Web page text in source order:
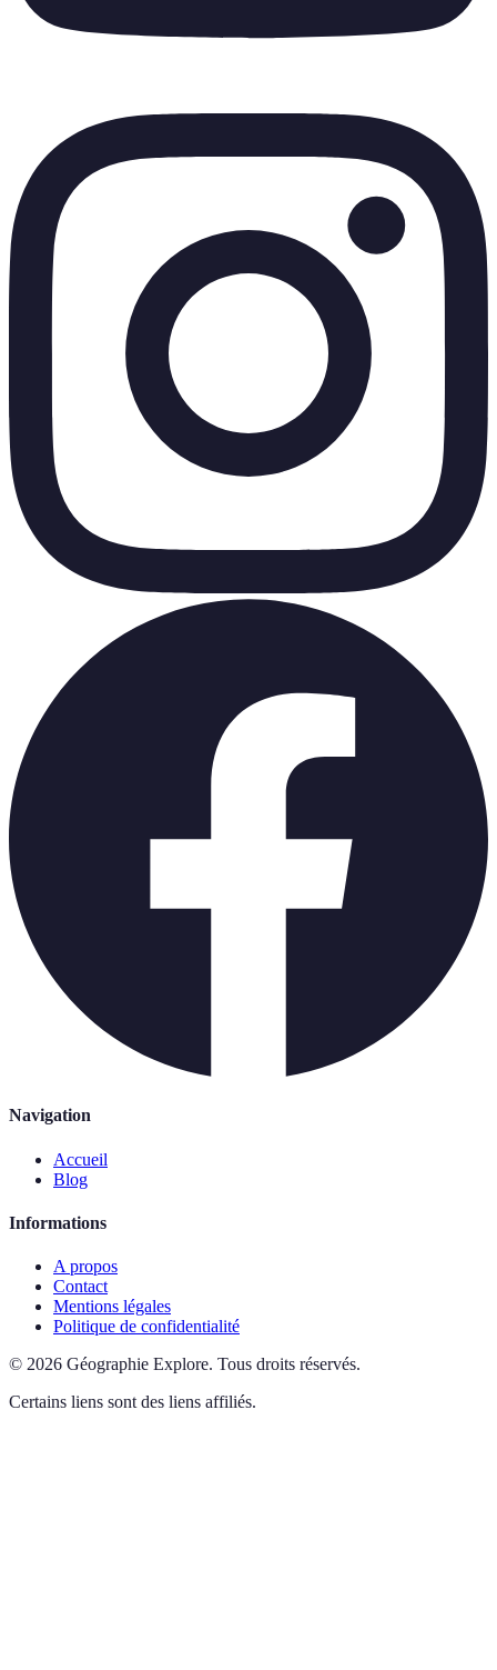
Navigation
Accueil
Blog
Informations
A propos
Contact
Mentions légales
Politique de confidentialité
© 2026 Géographie Explore. Tous droits réservés.
Certains liens sont des liens affiliés.